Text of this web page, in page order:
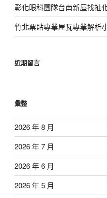
彰化眼科團隊台南新屋找抽
竹北票貼專業屋瓦專業解析
近期留言
彙整
2026 年 8 月
2026 年 7 月
2026 年 6 月
2026 年 5 月